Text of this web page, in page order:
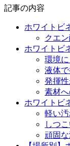
記事の内容
ホワイトビ
クエ
ホワイトビ
環境
液体
発揮
素材
ホワイトビ
軽い汚
しつ
頑固